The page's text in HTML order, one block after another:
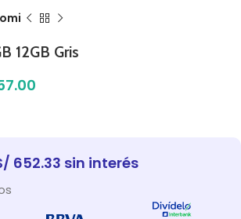
12GB Gris
652.33 sin interés